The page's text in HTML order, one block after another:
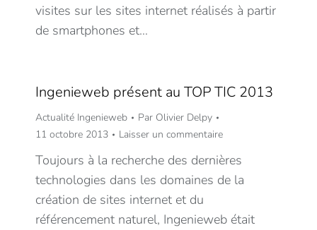
visites sur les sites internet réalisés à partir
de smartphones et…
Ingenieweb présent au TOP TIC 2013
Actualité Ingenieweb Par Olivier Delpy
11 octobre 2013
Laisser un commentaire
Toujours à la recherche des dernières
technologies dans les domaines de la
création de sites internet et du
référencement naturel, Ingenieweb était